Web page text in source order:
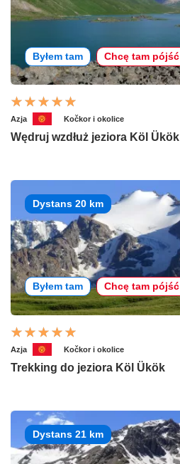
Byłem tam Chcę tam pójść
Azja Kočkor i okolice
Wędruj wzdłuż jeziora Köl Ükök
Dystans 20 km
Byłem tam Chcę tam pójść
Azja Kočkor i okolice
Trekking do jeziora Köl Ükök
Dystans 21 km